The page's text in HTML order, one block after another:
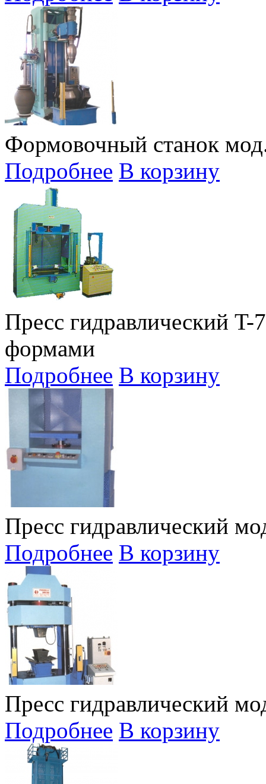
Формовочный станок
Подробнее В корзину
Пресс гидравлический
формами
Подробнее В корзину
Пресс гидравлический
Подробнее В корзину
Пресс гидравлический
Подробнее В корзину